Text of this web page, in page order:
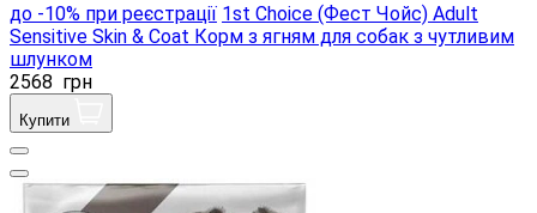
до -10% при реєстрації 1st Choice (Фест Чойс) Adult
Sensitive Skin & Coat Корм ​​з ягням для собак з чутливим
шлунком
2568 грн
Купити